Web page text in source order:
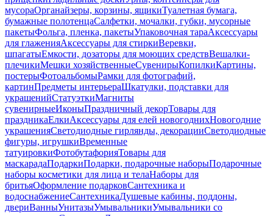
мусораОрганайзеры, корзины, ящикиТуалетная бумага,
бумажные полотенцаСалфетки, мочалки, губки, мусорные
пакетыФольга, пленка, пакетыУпаковочная тараАксессуары
для глаженияАксессуары для стиркиВеревки,
шпагатыЕмкости, дозаторы для моющих средствВешалки-
плечикиМешки хозяйственныеСувенирыКопилкиКартины,
постерыФотоальбомыРамки для фотографий,
картинПредметы интерьераШкатулки, подставки для
украшенийСтатуэткиМагниты
сувенирныеИконыПраздничный декорТовары для
праздникаЕлкиАксессуары для елей новогоднихНовогодние
украшенияСветодиодные гирлянды, декорацииСветодиодные
фигуры, игрушкиВременные
татуировкиФотобутафорияТовары для
маскарадаПодаркиПодарки, подарочные наборыПодарочные
наборы косметики для лица и телаНаборы для
бритьяОформление подарковСантехника и
водоснабжениеСантехникаДушевые кабины, поддоны,
двериВанныУнитазыУмывальникиУмывальники со